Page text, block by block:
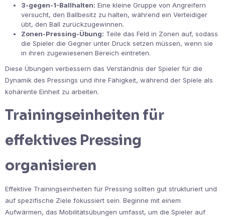
3-gegen-1-Ballhalten: Eine kleine Gruppe von Angreifern
versucht, den Ballbesitz zu halten, während ein Verteidiger
übt, den Ball zurückzugewinnen.
Zonen-Pressing-Übung: Teile das Feld in Zonen auf, sodass
die Spieler die Gegner unter Druck setzen müssen, wenn sie
in ihren zugewiesenen Bereich eintreten.
Diese Übungen verbessern das Verständnis der Spieler für die
Dynamik des Pressings und ihre Fähigkeit, während der Spiele als
kohärente Einheit zu arbeiten.
Trainingseinheiten für
effektives Pressing
organisieren
Effektive Trainingseinheiten für Pressing sollten gut strukturiert und
auf spezifische Ziele fokussiert sein. Beginne mit einem
Aufwärmen, das Mobilitätsübungen umfasst, um die Spieler auf